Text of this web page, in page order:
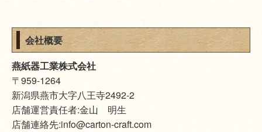
会社概要
燕紙器工業株式会社
〒959-1264
新潟県燕市大字八王寺2492-2
店舗運営責任者:金山 明生
店舗連絡先:info@carton-craft.com